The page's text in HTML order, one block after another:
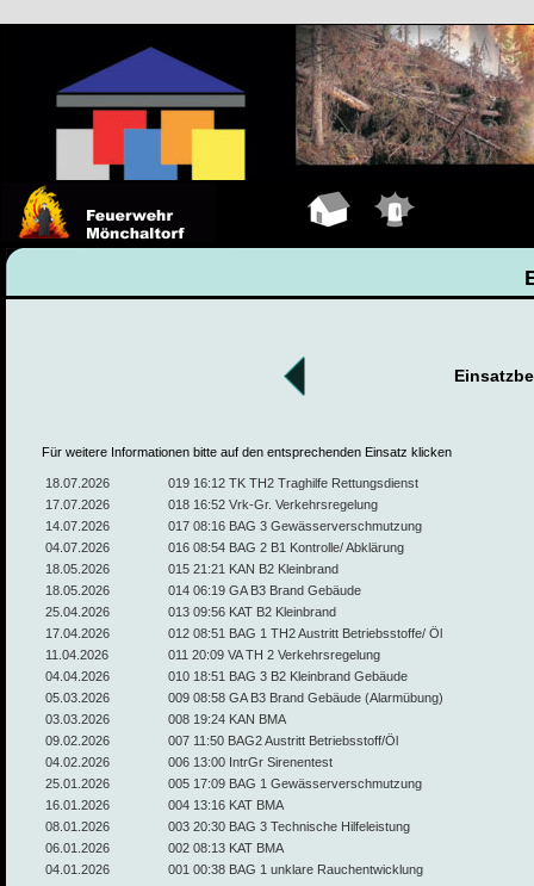
Für weitere Informationen bitte auf den entsprechenden Einsatz klicken
18.07.2026
019 16:12 TK TH2 Traghilfe Rettungsdienst
17.07.2026
018 16:52 Vrk-Gr. Verkehrsregelung
14.07.2026
017 08:16 BAG 3 Gewässerverschmutzung
04.07.2026
016 08:54 BAG 2 B1 Kontrolle/ Abklärung
18.05.2026
015 21:21 KAN B2 Kleinbrand
18.05.2026
014 06:19 GA B3 Brand Gebäude
25.04.2026
013 09:56 KAT B2 Kleinbrand
17.04.2026
012 08:51 BAG 1 TH2 Austritt Betriebsstoffe/ Öl
11.04.2026
011 20:09 VA TH 2 Verkehrsregelung
04.04.2026
010 18:51 BAG 3 B2 Kleinbrand Gebäude
05.03.2026
009 08:58 GA B3 Brand Gebäude (Alarmübung)
03.03.2026
008 19:24 KAN BMA
09.02.2026
007 11:50 BAG2 Austritt Betriebsstoff/Öl
04.02.2026
006 13:00 IntrGr Sirenentest
25.01.2026
005 17:09 BAG 1 Gewässerverschmutzung
16.01.2026
004 13:16 KAT BMA
08.01.2026
003 20:30 BAG 3 Technische Hilfeleistung
06.01.2026
002 08:13 KAT BMA
04.01.2026
001 00:38 BAG 1 unklare Rauchentwicklung